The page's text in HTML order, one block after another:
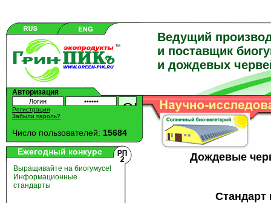
Ведущий
и поставщик
и дождевых
Авторизация
Регистрация
Забыли пароль?
Число пользователей: 15684
Ежегодный конкурс
Выращивайте на биогумусе!
Информационные
стандарты
Дождевые
Стандарт